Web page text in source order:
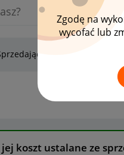
Zgodę na
wycofać lub
koszt ustalane ze